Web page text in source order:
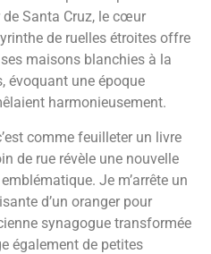
Santa Cruz, le cœur
de ruelles étroites offre
maisons blanchies à la
évoquant une époque
harmonieusement.
comme feuilleter un livre
de rue révèle une nouvelle
Je m’arrête un
d’un oranger pour
synagogue transformée
également de petites